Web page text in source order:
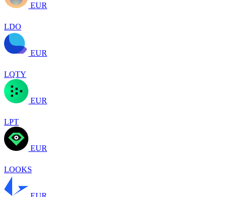
EUR
LDO
EUR
LQTY
EUR
LPT
EUR
LOOKS